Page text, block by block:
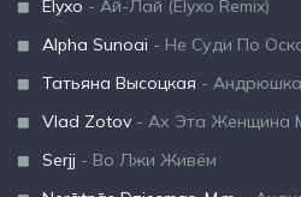
Elyxo - Ай-Лай (Elyxo Remix)
Alpha Sunoai - Не Суди По
Татьяна Высоцкая -
Vlad Zotov - Ах Эта Женщина
Serjj - Во Лжи Живём